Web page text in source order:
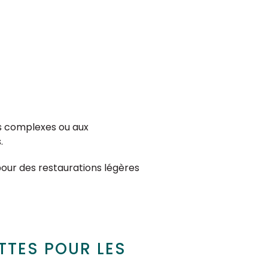
complexes ou aux
des restaurations légères
POUR LES